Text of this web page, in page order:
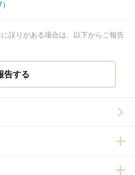
誤りがある場合は、以下からご報告
告する